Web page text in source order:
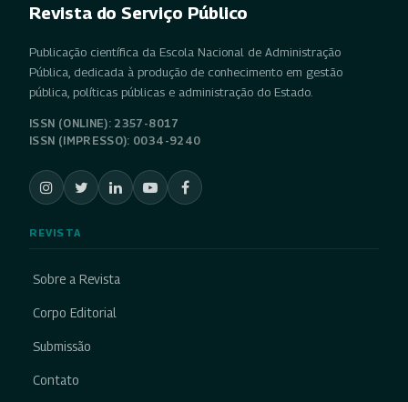
Revista do Serviço Público
Publicação científica da Escola Nacional de Administração
Pública, dedicada à produção de conhecimento em gestão
pública, políticas públicas e administração do Estado.
ISSN (ONLINE): 2357-8017
ISSN (IMPRESSO): 0034-9240
REVISTA
Sobre a Revista
Corpo Editorial
Submissão
Contato